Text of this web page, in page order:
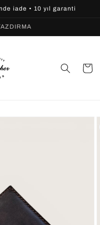
iade • 10 yıl garanti
Sepet